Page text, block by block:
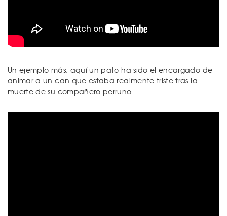
Un ejemplo más: aquí un pato ha sido el encargado de
animar a un can que estaba realmente triste tras la
muerte de su compañero perruno.